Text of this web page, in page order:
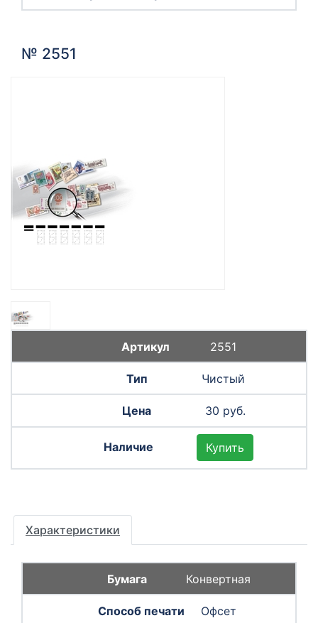
№ 2551
2551
Чистый
30 руб.
Купить
Характеристики
Конвертная
Офсет